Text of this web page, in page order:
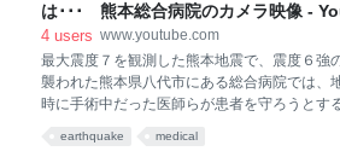
は･･･ 熊本総合病院のカメラ映像 -
4 users www.youtube.com
最大震度７を観測した熊本地震で、震度６強
襲われた熊本県八代市にある総合病院では、
時に手術中だった医師らが患者を守ろうとす
供いただいた映像をノーカットでお送りしま
earthquake medical